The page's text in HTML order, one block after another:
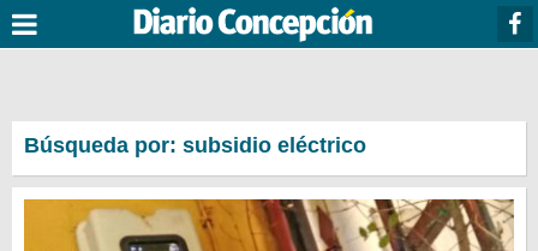
Búsqueda por: subsidio eléctrico